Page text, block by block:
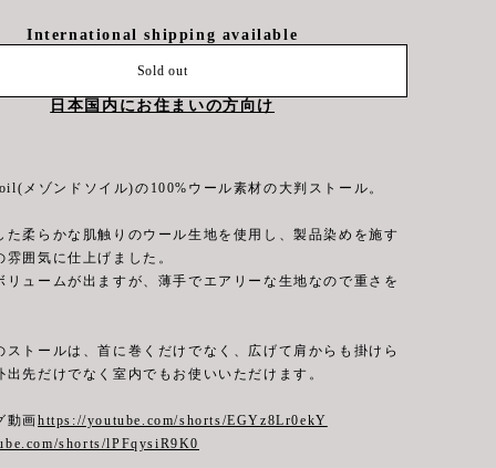
International shipping available
Sold out
日本国内にお住まいの方向け
メゾンドソイル)の100%ウール素材の大判ストール。
た柔らかな肌触りのウール生地を使用し、製品染めを施す
雰囲気に仕上げました。
リュームが出ますが、薄手でエアリーな生地なので重さを
ストールは、首に巻くだけでなく、広げて肩からも掛けら
出先だけでなく室内でもお使いいただけます。
動画https://youtube.com/shorts/EGYz8Lr0ekY
shorts/lPFqysiR9K0